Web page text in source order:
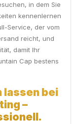
in dem Sie
kennenlernen
Service, der vom
reicht, und
damit Ihr
Cap bestens
lassen bei
–